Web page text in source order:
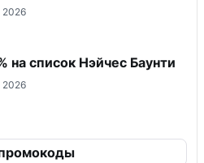
2026
на список Нэйчес Баунти
2026